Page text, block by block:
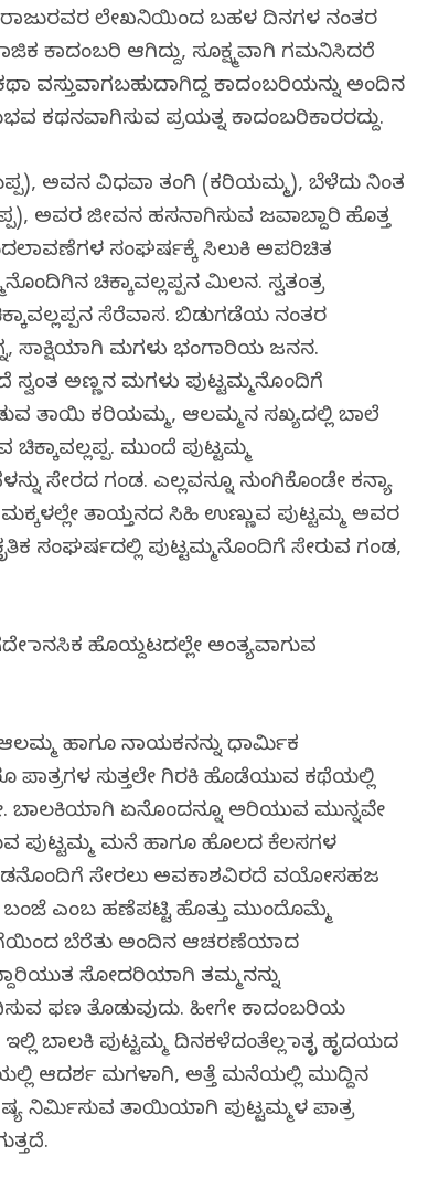
ಲೇಖನಿಯಿಂದ ಬಹಳ ದಿನಗಳ ನಂತರ
ಕಾದಂಬರಿ ಆಗಿದ್ದು, ಸೂಕ್ಷ್ಮವಾಗಿ ಗಮನಿಸಿದರೆ
ವಸ್ತುವಾಗಬಹುದಾಗಿದ್ದ ಕಾದಂಬರಿಯನ್ನು ಅಂದಿನ
ಕಥನವಾಗಿಸುವ ಪ್ರಯತ್ನ ಕಾದಂಬರಿಕಾರರದ್ದು.
ಅವನ ವಿಧವಾ ತಂಗಿ (ಕರಿಯಮ್ಮ), ಬೆಳೆದು ನಿಂತ
ಅವರ ಜೀವನ ಹಸನಾಗಿಸುವ ಜವಾಬ್ದಾರಿ ಹೊತ್ತ
ಸಂಘರ್ಷಕ್ಕೆ ಸಿಲುಕಿ ಅಪರಿಚಿತ
ಚಿಕ್ಕಾವಲ್ಲಪ್ಪನ ಮಿಲನ. ಸ್ವತಂತ್ರ
ಸೆರೆವಾಸ. ಬಿಡುಗಡೆಯ ನಂತರ
ಸಾಕ್ಷಿಯಾಗಿ ಮಗಳು ಭಂಗಾರಿಯ ಜನನ.
ಸ್ವಂತ ಅಣ್ಣನ ಮಗಳು ಪುಟ್ಟಮ್ಮನೊಂದಿಗೆ
ತಾಯಿ ಕರಿಯಮ್ಮ, ಆಲಮ್ಮನ ಸಖ್ಯದಲ್ಲಿ ಬಾಲೆ
ಚಿಕ್ಕಾವಲ್ಲಪ್ಪ. ಮುಂದೆ ಪುಟ್ಟಮ್ಮ
ಸೇರದ ಗಂಡ. ಎಲ್ಲವನ್ನೂ ನುಂಗಿಕೊಂಡೇ ಕನ್ಯಾ
ತಾಯ್ತನದ ಸಿಹಿ ಉಣ್ಣುವ ಪುಟ್ಟಮ್ಮ ಅವರ
ಸಂಘರ್ಷದಲ್ಲಿ ಪುಟ್ಟಮ್ಮನೊಂದಿಗೆ ಸೇರುವ ಗಂಡ,
ಹೊಯ್ದಟದಲ್ಲೇ ಅಂತ್ಯವಾಗುವ
ಹಾಗೂ ನಾಯಕನನ್ನು ಧಾರ್ಮಿಕ
ಸುತ್ತಲೇ ಗಿರಕಿ ಹೊಡೆಯುವ ಕಥೆಯಲ್ಲಿ
ಬಾಲಕಿಯಾಗಿ ಏನೊಂದನ್ನೂ ಅರಿಯುವ ಮುನ್ನವೇ
ಪುಟ್ಟಮ್ಮ ಮನೆ ಹಾಗೂ ಹೊಲದ ಕೆಲಸಗಳ
ಸೇರಲು ಅವಕಾಶವಿರದೆ ವಯೋಸಹಜ
ಬಂಜೆ ಎಂಬ ಹಣೆಪಟ್ಟಿ ಹೊತ್ತು ಮುಂದೊಮ್ಮೆ
ಬೆರೆತು ಅಂದಿನ ಆಚರಣೆಯಾದ
ಸೋದರಿಯಾಗಿ ತಮ್ಮನನ್ನು
ಫಣ ತೊಡುವುದು. ಹೀಗೇ ಕಾದಂಬರಿಯ
ಇಲ್ಲಿ ಬಾಲಕಿ ಪುಟ್ಟಮ್ಮ ದಿನಕಳೆದಂತೆಲ್ಲ ಮಾತೃ ಹೃದಯದ
ಆದರ್ಶ ಮಗಳಾಗಿ, ಅತ್ತೆ ಮನೆಯಲ್ಲಿ ಮುದ್ದಿನ
ನಿರ್ಮಿಸುವ ತಾಯಿಯಾಗಿ ಪುಟ್ಟಮ್ಮಳ ಪಾತ್ರ